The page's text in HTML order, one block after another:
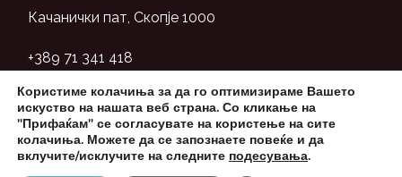
Качанички пат, Скопје 1000
+389 71 341 418
aensystemsmk@gmail.com
Користиме колачиња за да го оптимизираме Вашето
искуство на нашата веб страна. Со кликање на
"Прифаќам" се согласувате на користење на сите
колачиња. Можете да се запознаете повеќе и да
вклучите/исклучите на следните подесувања.